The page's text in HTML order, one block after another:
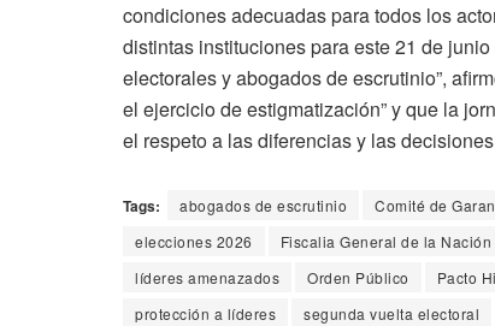
condiciones adecuadas para todos los
distintas instituciones para este 21 de
electorales y abogados de escrutinio”,
el ejercicio de estigmatización” y que la
el respeto a las diferencias y las
Tags: abogados de escrutinio Comité de
elecciones 2026
Fiscalia General de la Nación
líderes amenazados
Orden Público Pacto
protección a líderes
segunda vuelta electoral